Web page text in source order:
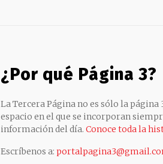
¿Por qué Página 3?
La Tercera Página no es sólo la
espacio en el que se incorporan
información del día. Conoce toda la
Escríbenos a: